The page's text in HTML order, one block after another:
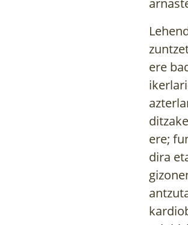
ere
ere;
dira